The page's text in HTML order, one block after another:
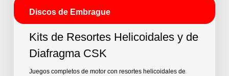
Discos de Embrague
Kits de Resortes Helicoidales y de
Diafragma CSK
Juegos completos de motor con resortes helicoidales de